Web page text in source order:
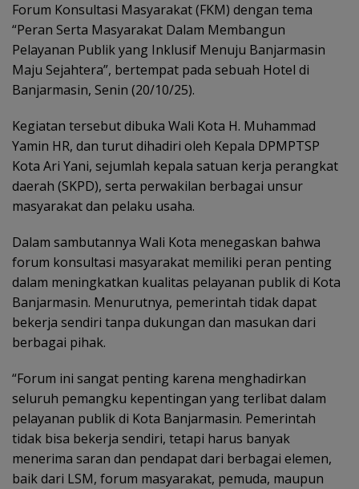
Forum Konsultasi Masyarakat (FKM) dengan tema
“Peran Serta Masyarakat Dalam Membangun
Pelayanan Publik yang Inklusif Menuju Banjarmasin
Maju Sejahtera”, bertempat pada sebuah Hotel di
Banjarmasin, Senin (20/10/25).
Kegiatan tersebut dibuka Wali Kota H. Muhammad
Yamin HR, dan turut dihadiri oleh Kepala DPMPTSP
Kota Ari Yani, sejumlah kepala satuan kerja perangkat
daerah (SKPD), serta perwakilan berbagai unsur
masyarakat dan pelaku usaha.
Dalam sambutannya Wali Kota menegaskan bahwa
forum konsultasi masyarakat memiliki peran penting
dalam meningkatkan kualitas pelayanan publik di Kota
Banjarmasin. Menurutnya, pemerintah tidak dapat
bekerja sendiri tanpa dukungan dan masukan dari
berbagai pihak.
“Forum ini sangat penting karena menghadirkan
seluruh pemangku kepentingan yang terlibat dalam
pelayanan publik di Kota Banjarmasin. Pemerintah
tidak bisa bekerja sendiri, tetapi harus banyak
menerima saran dan pendapat dari berbagai elemen,
baik dari LSM, forum masyarakat, pemuda, maupun